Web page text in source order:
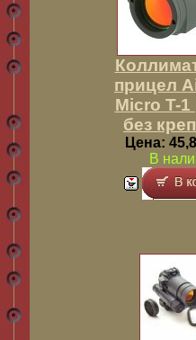
прицел
Micro T-1
без
Цена:
В